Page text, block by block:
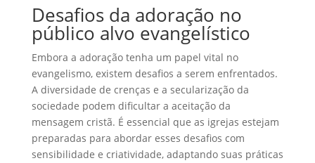
Desafios da adoração no
público alvo evangelístico
Embora a adoração tenha um papel vital no
evangelismo, existem desafios a serem enfrentados.
A diversidade de crenças e a secularização da
sociedade podem dificultar a aceitação da
mensagem cristã. É essencial que as igrejas estejam
preparadas para abordar esses desafios com
sensibilidade e criatividade, adaptando suas práticas